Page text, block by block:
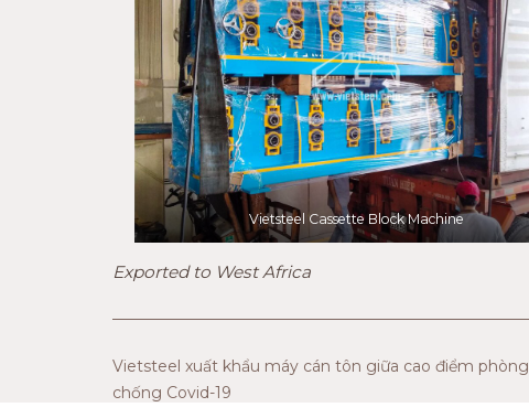
Vietsteel Cassette Block Machine
Exported to West Africa
Vietsteel xuất khẩu máy cán tôn giữa cao điểm phòng
chống Covid-19